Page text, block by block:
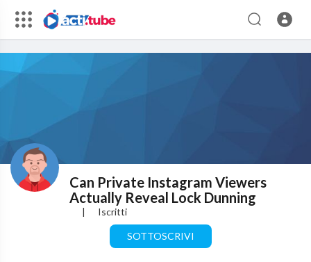
Can Private Instagram Viewers
Actually Reveal Lock Dunning
| Iscritti
SOTTOSCRIVI